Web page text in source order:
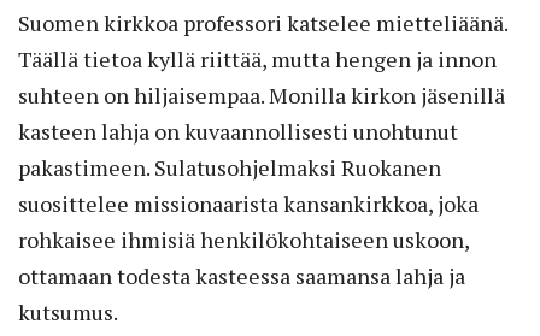
Suomen kirkkoa professori katselee mietteliäänä.
Täällä tietoa kyllä riittää, mutta hengen ja innon
suhteen on hiljaisempaa. Monilla kirkon jäsenillä
kasteen lahja on kuvaannollisesti unohtunut
pakastimeen. Sulatusohjelmaksi Ruokanen
suosittelee missionaarista kansankirkkoa, joka
rohkaisee ihmisiä henkilökohtaiseen uskoon,
ottamaan todesta kasteessa saamansa lahja ja
kutsumus.